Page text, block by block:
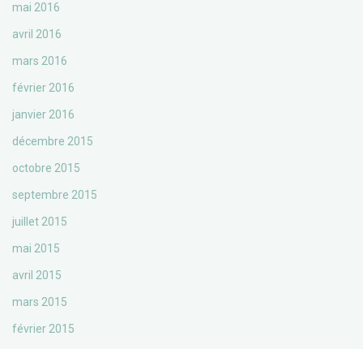
mai 2016
avril 2016
mars 2016
février 2016
janvier 2016
décembre 2015
octobre 2015
septembre 2015
juillet 2015
mai 2015
avril 2015
mars 2015
février 2015